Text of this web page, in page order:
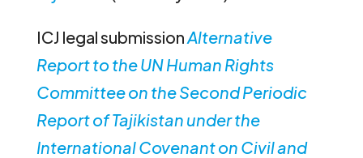
ICJ legal submissionAlternative
Report to the UN Human Rights
Committee on the Second Periodic
Report of Tajikistan under the
International Covenant on Civil and